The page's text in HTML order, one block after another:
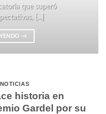
que superó
[...]
→
NOTICIAS
historia en
Gardel por su